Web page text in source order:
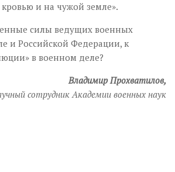
и на чужой земле».
силы ведущих военных
и Российской Федерации, к
в военном деле?
Владимир Прохватилов,
сотрудник Академии военных наук